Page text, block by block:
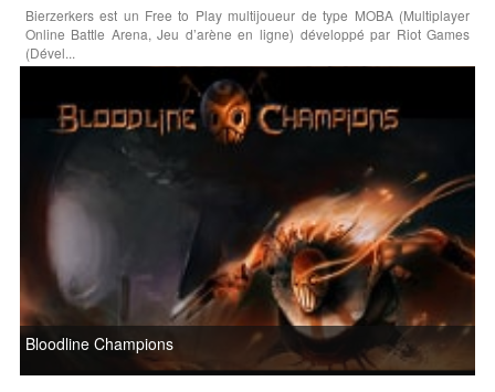
Bierzerkers est un Free to Play multijoueur de type MOBA (Multiplayer
Online Battle Arena, Jeu d’arène en ligne) développé par Riot Games
(Dével...
Bloodline Champions